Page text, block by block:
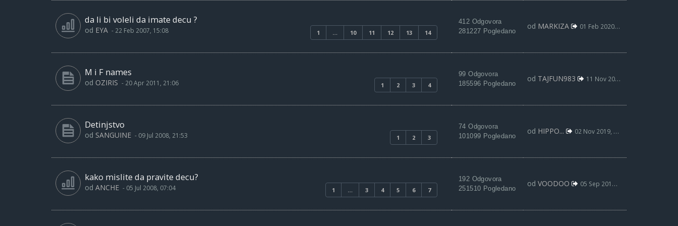
da li bi voleli da imate decu ?
1 … 10 11 12 13 14
od EYA - 22 Feb 2007, 15:08
412 Odgovora
281227 Pogledano
od MARKIZA 01 Feb 2020, 21:41
M i F names
1 2 3 4
od OZIRIS - 20 Apr 2011, 21:06
99 Odgovora
185596 Pogledano
od TAJFUN983 11 Nov 2019, 22:00
Detinjstvo
1 2 3
od SANGUINE - 09 Jul 2008, 21:53
74 Odgovora
101099 Pogledano
od HIPPO... 02 Nov 2019, 18:47
kako mislite da pravite decu?
1 … 3 4 5 6 7
od ANCHE - 05 Jul 2008, 07:04
192 Odgovora
251510 Pogledano
od VOODOO 05 Sep 2019, 01:47